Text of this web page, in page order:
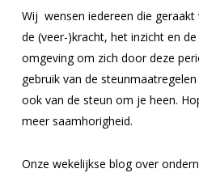
Wij wensen iedereen die
de (veer-)kracht, het inzicht en
omgeving om zich door deze
gebruik van de
ook van de steun om je heen.
meer saamhorigheid.
Onze wekelijkse blog over